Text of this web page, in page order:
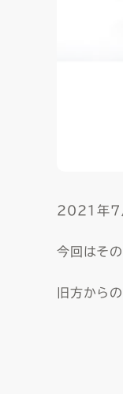
2021年7
今回はそ
旧方から